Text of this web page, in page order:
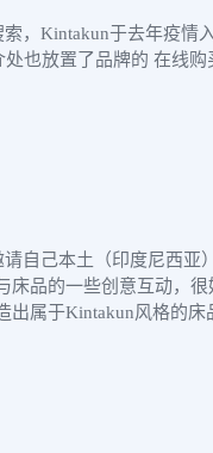
，Kintakun于去年疫情
也放置了品牌的 在线购
自己本土（印度尼西亚
床品的一些创意互动，
出属于Kintakun风格的床